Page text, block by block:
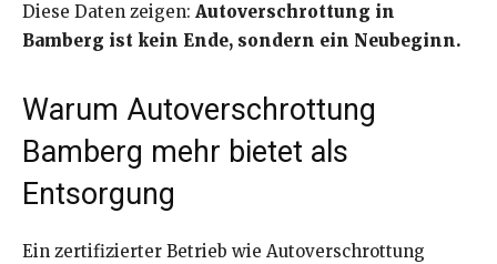
Diese Daten zeigen: Autoverschrottung in
Bamberg ist kein Ende, sondern ein Neubeginn.
Warum Autoverschrottung
Bamberg mehr bietet als
Entsorgung
Ein zertifizierter Betrieb wie Autoverschrottung